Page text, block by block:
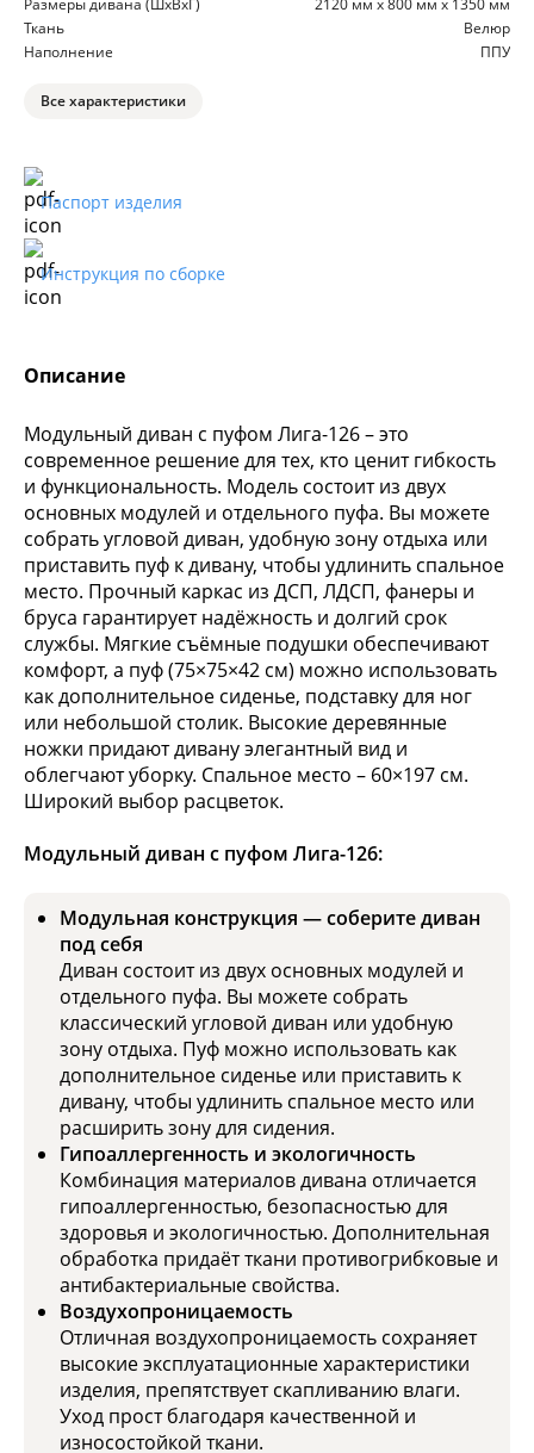
Описание
Модульный диван с пуфом Лига-126 – это
современное решение для тех, кто ценит гибкость
и функциональность. Модель состоит из двух
основных модулей и отдельного пуфа. Вы можете
собрать угловой диван, удобную зону отдыха или
приставить пуф к дивану, чтобы удлинить спальное
место. Прочный каркас из ДСП, ЛДСП, фанеры и
бруса гарантирует надёжность и долгий срок
службы. Мягкие съёмные подушки обеспечивают
комфорт, а пуф (75×75×42 см) можно использовать
как дополнительное сиденье, подставку для ног
или небольшой столик. Высокие деревянные
ножки придают дивану элегантный вид и
облегчают уборку. Спальное место – 60×197 см.
Широкий выбор расцветок.
Модульный диван с пуфом Лига-126:
Модульная конструкция — соберите диван
под себя
Диван состоит из двух основных модулей и
отдельного пуфа. Вы можете собрать
классический угловой диван или удобную
зону отдыха. Пуф можно использовать как
дополнительное сиденье или приставить к
дивану, чтобы удлинить спальное место или
расширить зону для сидения.
Гипоаллергенность и экологичность
Комбинация материалов дивана отличается
гипоаллергенностью, безопасностью для
здоровья и экологичностью. Дополнительная
обработка придаёт ткани противогрибковые и
антибактериальные свойства.
Воздухопроницаемость
Отличная воздухопроницаемость сохраняет
высокие эксплуатационные характеристики
изделия, препятствует скапливанию влаги.
Уход прост благодаря качественной и
износостойкой ткани.
Размеры дивана (ШхВхГ)
2120 мм х 800 мм х 1350 мм
Ткань
Велюр
Наполнение
ППУ
Все характеристики
Паспорт изделия
Инструкция по сборке